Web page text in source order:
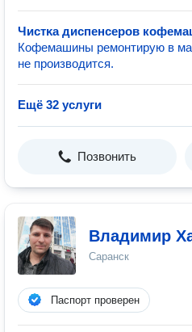
Чистĸа диспенсеров
Кофемашины ремонтирую в
не производится.
Ещё 32 услуги
Позвонить
Владимир
Саранск
Паспорт проверен